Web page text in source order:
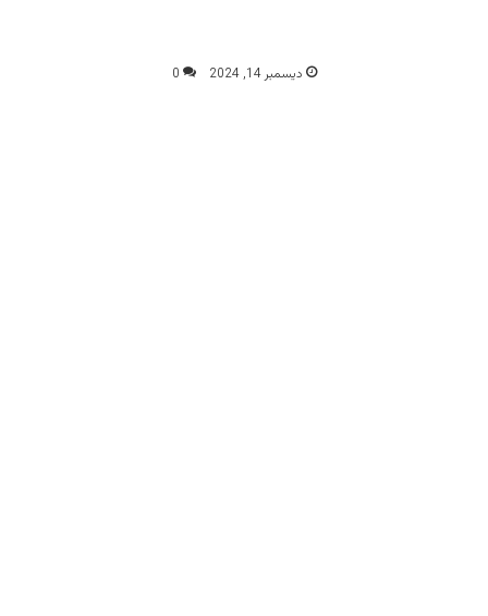
ديسمبر 14, 2024 0